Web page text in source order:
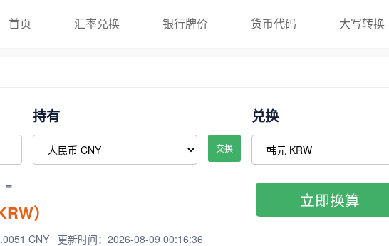
首页 汇率兑换 银行牌价 货币代码 大写转换
持有
交换
兑换
=
）
CNY 更新时间：2026-08-09 00:16:36
立即换算